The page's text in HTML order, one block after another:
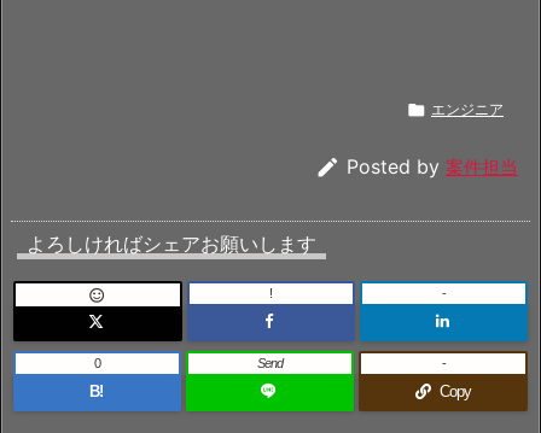
 エンジニア
 Posted by 案件担当
よろしければシェアお願いします
 ! -
B!
0 Send
Copy
-